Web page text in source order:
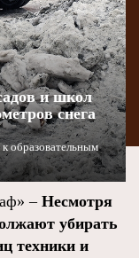
и школ
снега
образовательным
– Несмотря
убирать
техники и